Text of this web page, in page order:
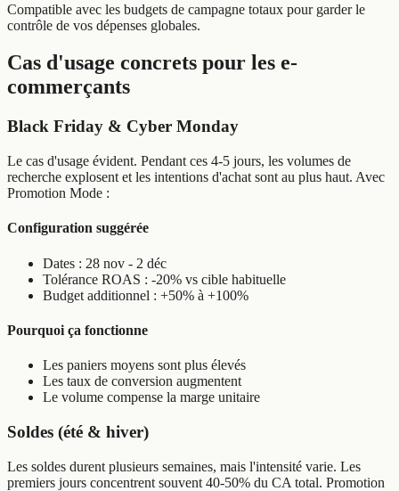
Compatible avec les budgets de campagne totaux pour garder le
contrôle de vos dépenses globales.
Cas d'usage concrets pour les e-
commerçants
Black Friday & Cyber Monday
Le cas d'usage évident. Pendant ces 4-5 jours, les volumes de
recherche explosent et les intentions d'achat sont au plus haut. Avec
Promotion Mode :
Configuration suggérée
Dates : 28 nov - 2 déc
Tolérance ROAS : -20% vs cible habituelle
Budget additionnel : +50% à +100%
Pourquoi ça fonctionne
Les paniers moyens sont plus élevés
Les taux de conversion augmentent
Le volume compense la marge unitaire
Soldes (été & hiver)
Les soldes durent plusieurs semaines, mais l'intensité varie. Les
premiers jours concentrent souvent 40-50% du CA total. Promotion